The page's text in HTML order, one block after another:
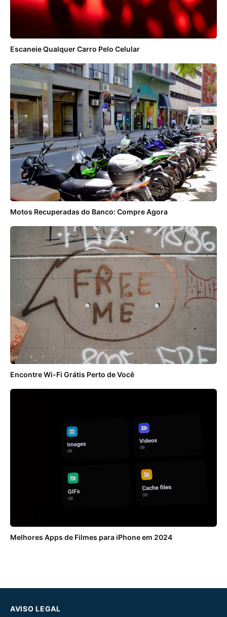
Escaneie Qualquer Carro Pelo Celular
Motos Recuperadas do Banco: Compre Agora
Encontre Wi-Fi Grátis Perto de Você
Melhores Apps de Filmes para iPhone em 2024
AVISO LEGAL